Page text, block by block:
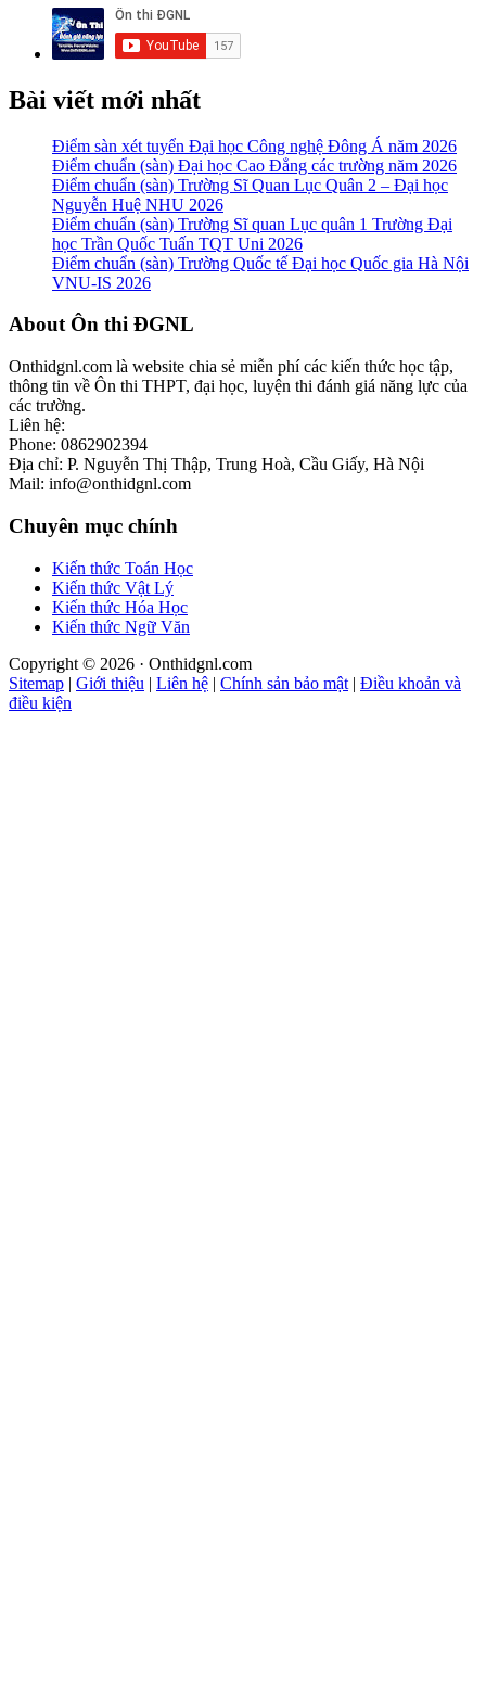
Bài viết mới nhất
Điểm sàn xét tuyển Đại học Công nghệ Đông Á năm 2026
Điểm chuẩn (sàn) Đại học Cao Đẳng các trường năm 2026
Điểm chuẩn (sàn) Trường Sĩ Quan Lục Quân 2 – Đại học
Nguyễn Huệ NHU 2026
Điểm chuẩn (sàn) Trường Sĩ quan Lục quân 1 Trường Đại
học Trần Quốc Tuấn TQT Uni 2026
Điểm chuẩn (sàn) Trường Quốc tế Đại học Quốc gia Hà Nội
VNU-IS 2026
Footer
About Ôn thi ĐGNL
Onthidgnl.com là website chia sẻ miễn phí các kiến thức học tập,
thông tin về Ôn thi THPT, đại học, luyện thi đánh giá năng lực của
các trường.
Liên hệ:
Phone: 0862902394
Địa chỉ: P. Nguyễn Thị Thập, Trung Hoà, Cầu Giấy, Hà Nội
Mail: info@onthidgnl.com
Chuyên mục chính
Kiến thức Toán Học
Kiến thức Vật Lý
Kiến thức Hóa Học
Kiến thức Ngữ Văn
Copyright © 2026 · Onthidgnl.com
Sitemap | Giới thiệu | Liên hệ | Chính sản bảo mật | Điều khoản và
điều kiện